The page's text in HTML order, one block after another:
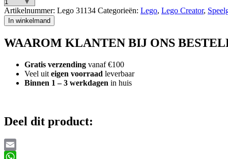
Lego
Creator
31134
Space
Artikelnummer: Lego 31134 Categorieën: Lego, Lego Creator,
In winkelmand
WAAROM KLANTEN BIJ ONS
Gratis verzending vanaf €100
Veel uit eigen voorraad leverbaar
Binnen 1 – 3 werkdagen in huis
Deel dit product:
Email